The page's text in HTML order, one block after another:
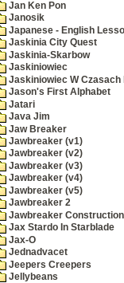
Jan Ken Pon
Janosik
Japanese - English
Jaskinia City Quest
Jaskinia-Skarbow
Jaskiniowiec
Jaskiniowiec W Czasach
Jason's First Alphabet
Jatari
Java Jim
Jaw Breaker
Jawbreaker (v1)
Jawbreaker (v2)
Jawbreaker (v3)
Jawbreaker (v4)
Jawbreaker (v5)
Jawbreaker 2
Jawbreaker Construction
Jax Stardo In Starblade
Jax-O
Jednadvacet
Jeepers Creepers
Jellybeans